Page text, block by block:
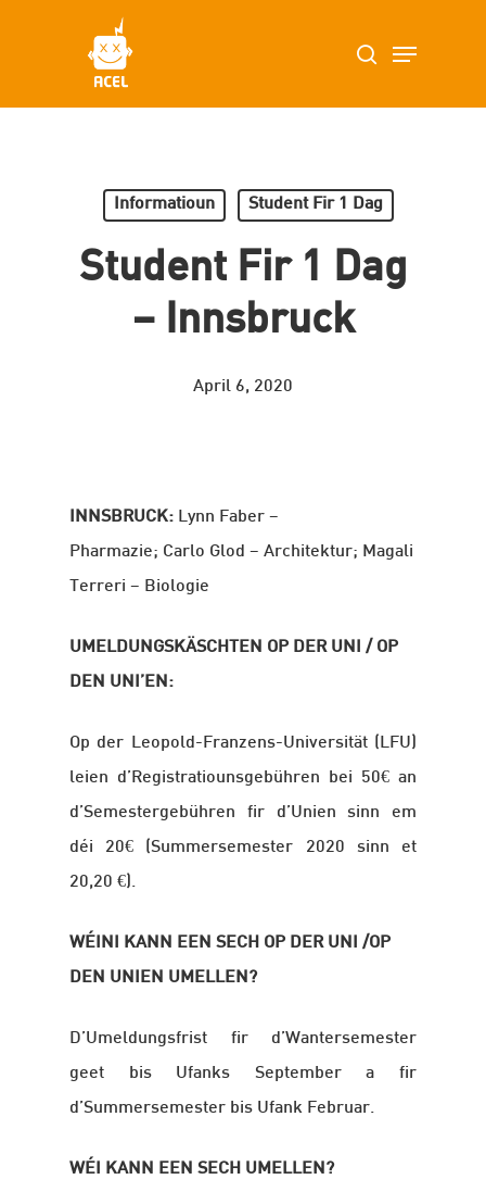
search
Informatioun Student Fir 1 Dag
Student Fir 1 Dag
– Innsbruck
April 6, 2020
INNSBRUCK: Lynn Faber –
Pharmazie; Carlo Glod – Architektur; Magali
Terreri – Biologie
UMELDUNGSKÄSCHTEN OP DER UNI / OP
DEN UNI’EN:
Op der Leopold-Franzens-Universität (LFU)
leien d’Registratiounsgebühren bei 50€ an
d’Semestergebühren fir d’Unien sinn em
déi 20€ (Summersemester 2020 sinn et
20,20 €).
WÉINI KANN EEN SECH OP DER UNI /OP
DEN UNIEN UMELLEN?
D’Umeldungsfrist fir d’Wantersemester
geet bis Ufanks September a fir
d’Summersemester bis Ufank Februar.
WÉI KANN EEN SECH UMELLEN?